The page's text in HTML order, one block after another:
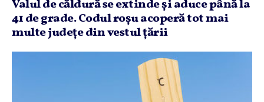
Valul de căldură se extinde şi aduce până la
41 de grade. Codul roşu acoperă tot mai
multe judeţe din vestul ţării